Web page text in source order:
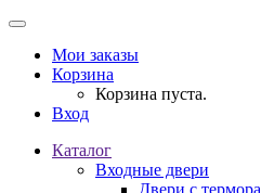
Мои заказы
Корзина
Корзина пуста.
Вход
Каталог
Входные двери
Двери с